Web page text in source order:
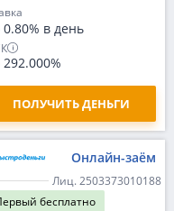
0.80% в день
292.000%
ПОЛУЧИТЬ ДЕНЬГИ
Онлайн-заём
Лиц. 2503373010188
бесплатно